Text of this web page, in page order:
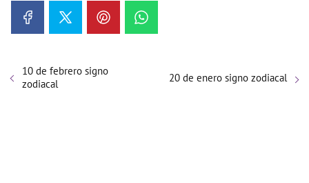
10 de febrero signo
zodiacal
20 de enero signo zodiacal